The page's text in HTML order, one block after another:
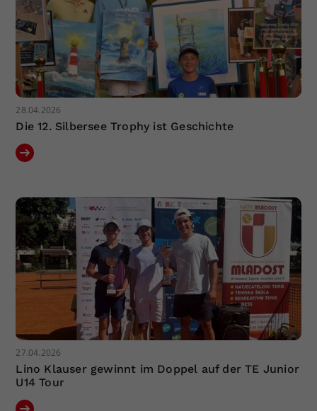
28.04.2026
Die 12. Silbersee Trophy ist Geschichte
27.04.2026
Lino Klauser gewinnt im Doppel auf der TE Junior
U14 Tour